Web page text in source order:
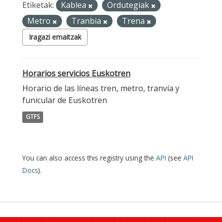
Etiketak: Kablea
Ordutegiak
Metro
Tranbia Trena
Iragazi emaitzak
Horarios servicios Euskotren
Horario de las líneas tren, metro, tranvía y
funicular de Euskotren
GTFS
You can also access this registry using the API (see API
Docs).